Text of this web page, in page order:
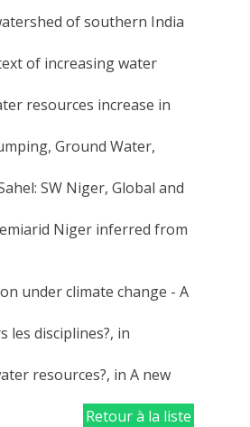
of southern India
of increasing water
resources increase in
Ground Water,
SW Niger, Global and
Niger inferred from
under climate change - A
les disciplines?, in
resources?, in A new
Retour à la liste